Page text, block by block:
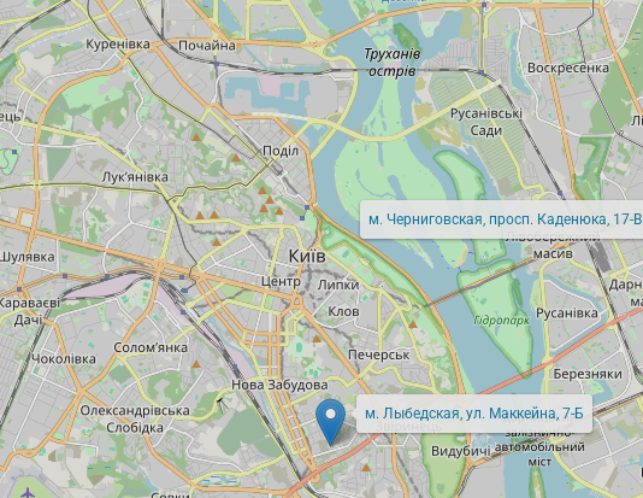
м. Лыбедская, ул. Маккейна, 7-Б
м. Черниговская, просп. Каденюка, 17-В